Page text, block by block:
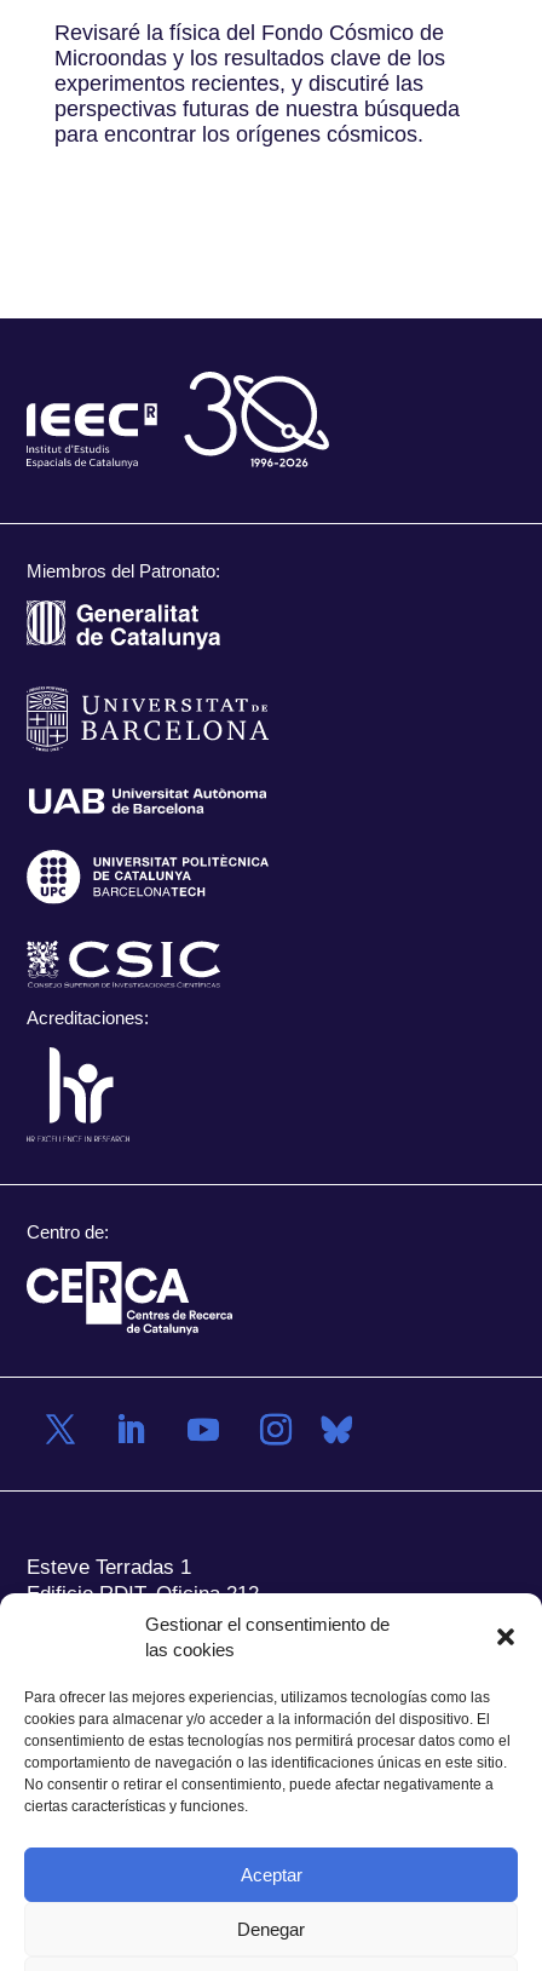
Gestionar el consentimiento de
las cookies
Para ofrecer las mejores experiencias, utilizamos tecnologías como las
cookies para almacenar y/o acceder a la información del dispositivo. El
consentimiento de estas tecnologías nos permitirá procesar datos como el
comportamiento de navegación o las identificaciones únicas en este sitio.
No consentir o retirar el consentimiento, puede afectar negativamente a
ciertas características y funciones.
Aceptar
Denegar
Revisaré la física del Fondo Cósmico de
Microondas y los resultados clave de los
experimentos recientes, y discutiré las
perspectivas futuras de nuestra búsqueda
para encontrar los orígenes cósmicos.
Miembros del Patronato:
Acreditaciones:
Centro de:
Esteve Terradas 1
Edificio RDIT, Oficina 212
Parc Mediterrani de la Tecnologia (PMT) Campus
08860 Castelldefels (Barcelona)
Tel.:+34 93 280 2088
Fax:+34 93 280 6395
E-mail:ieec@ieec.cat